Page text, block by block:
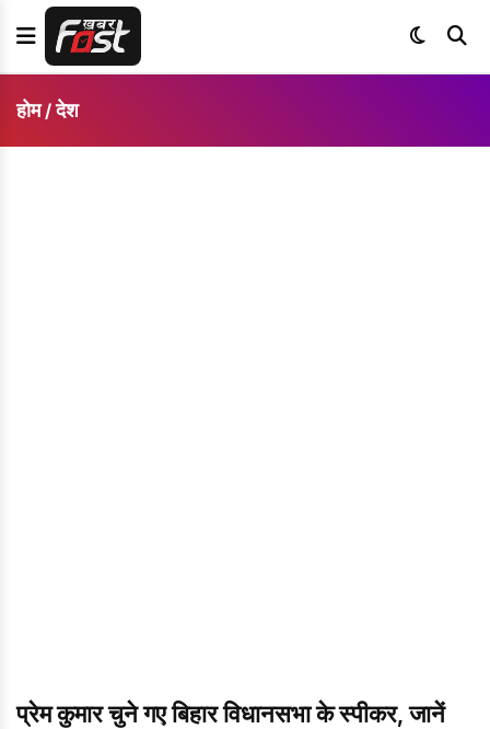
होम/ देश
प्रेम कुमार चुने गए बिहार विधानसभा के स्पीकर, जानें